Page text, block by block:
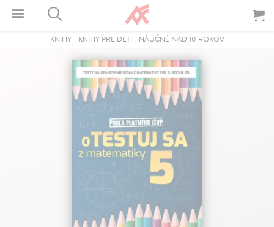
KNIHY- KNIHY PRE DETI - NÁUČNÉ NAD 10 ROKOV